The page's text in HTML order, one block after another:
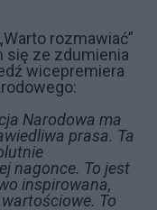
rozmawiać”
się ze zdumienia
wicepremiera
Narodowa ma
prasa. Ta
nagonce. To jest
inspirowana,
To